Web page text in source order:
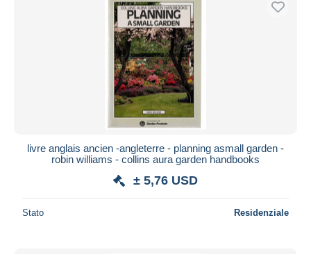
livre anglais ancien -angleterre - planning asmall garden -
robin williams - collins aura garden handbooks
± 5,76 USD
Stato Residenziale